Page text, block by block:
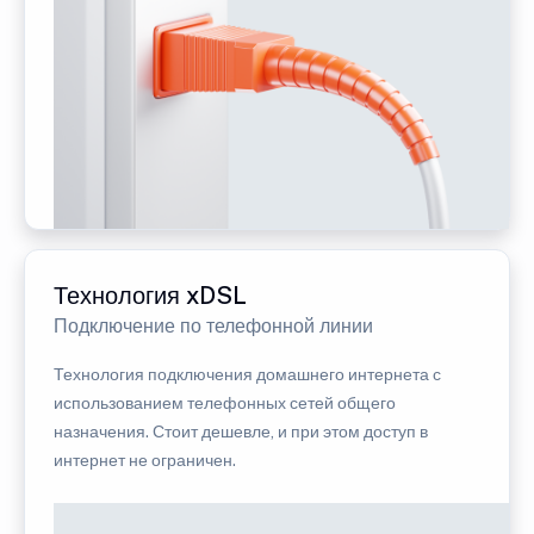
Технология xDSL
Подключение по телефонной линии
Технология подключения домашнего интернета с
использованием телефонных сетей общего
назначения. Стоит дешевле, и при этом доступ в
интернет не ограничен.